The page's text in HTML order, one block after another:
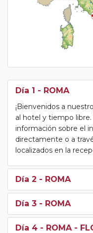
Día 1 - ROMA
¡Bienvenidos a
al hotel y tiempo libre.
información sobre el
directamente o a
localizados en la
Día 2 - ROMA
Día 3 - ROMA
Día 4 - ROMA -